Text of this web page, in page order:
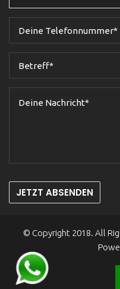
JETZT ABSENDEN
© Copyright 2018. All